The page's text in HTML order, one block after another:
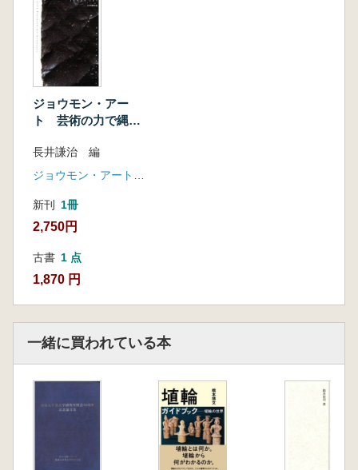
北米先住民の民族誌
石器作りの多様な技術
民族誌にみる技術の衰退
エスキモーの押圧剥離具
最後の「野生インディアン」・イシ
驚異の発見・アイスマン
メソアメリカの石刃づくり
アボリジニの民族誌
ニューギニア高地人の石器づくり
火で石を操る人たち
産業としての石器づくり
伝統の創出
民族誌の向こう側を知る
穴のあいた不完全な知識として
第4章 何のために石器を作るのか?
考古学における実験とは?
実験、経験、体験
実験的思考の芽生え
好奇心として始まった模造
実験考古学の始まり
ジョン・コールズの実験考古学
生活実験というもの
ジョウモン・アー
ト 芸術の力で縄文
長井謙治 編
ジョウモン・アートプロジェクト実行委員会
新刊 1冊
2,750円
古書 1 点
1,870 円
一緒に買われている本